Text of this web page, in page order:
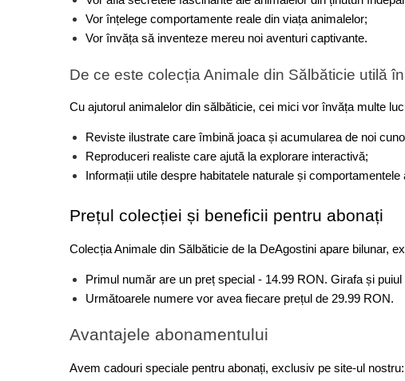
Cuburi din lemn
Jucarii de tras si impins
Jucarii zornaitoare
Animale de plus
Pasari de plus
Animale marine
Figurine animale domestice
Figurine dinozauri
Figurine Disney
Vor înțelege comportamente reale din viața animalelor;
Vor învăța să inventeze mereu noi aventuri captivante.
De ce este colecția Animale din Sălbăticie utilă
Cu ajutorul animalelor din sălbăticie, cei mici vor învăța multe
Reviste ilustrate care îmbină joaca și acumularea de noi
Reproduceri realiste care ajută la explorare interactivă;
Informații utile despre habitatele naturale și
Prețul colecției și beneficii pentru abonați
Colecția Animale din Sălbăticie de la DeAgostini apare bilunar,
Primul număr are un preț special - 14.99 RON. Girafa și
Următoarele numere vor avea fiecare prețul de 29.99 RON.
Avantajele abonamentului
Avem cadouri speciale pentru abonați, exclusiv pe site-ul nostru: